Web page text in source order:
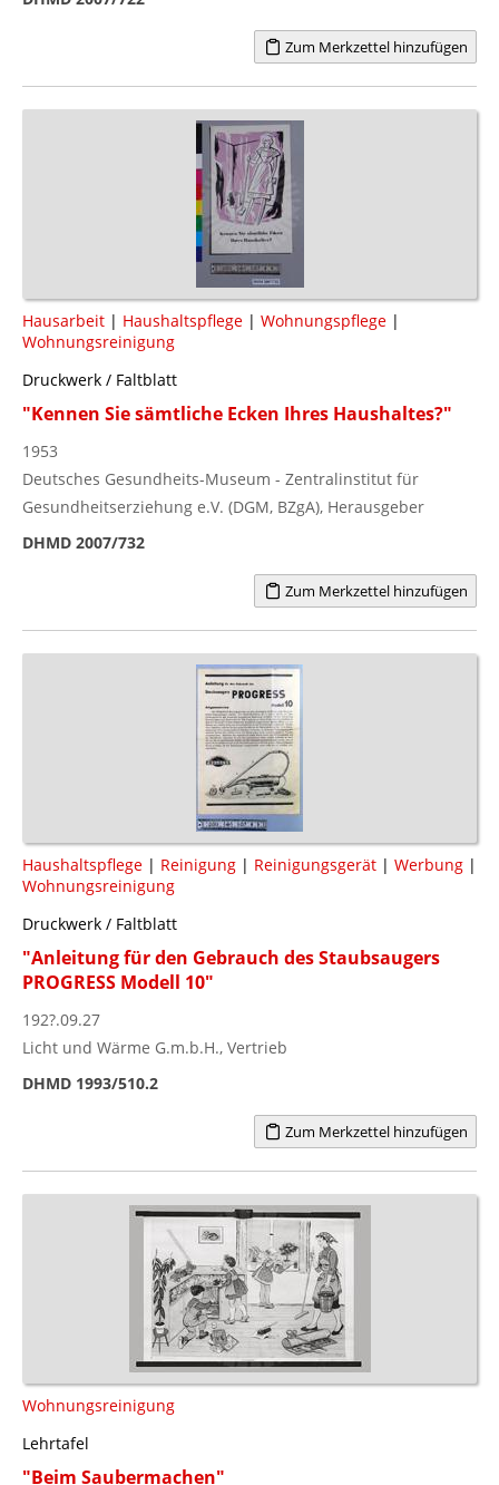
Zum Merkzettel hinzufügen
Hausarbeit | Haushaltspflege | Wohnungspflege |
Wohnungsreinigung
Druckwerk / Faltblatt
"Kennen Sie sämtliche Ecken Ihres Haushaltes?"
1953
Deutsches Gesundheits-Museum - Zentralinstitut für
Gesundheitserziehung e.V. (DGM, BZgA), Herausgeber
DHMD 2007/732
Zum Merkzettel hinzufügen
Haushaltspflege | Reinigung | Reinigungsgerät | Werbung |
Wohnungsreinigung
Druckwerk / Faltblatt
"Anleitung für den Gebrauch des Staubsaugers
PROGRESS Modell 10"
192?.09.27
Licht und Wärme G.m.b.H., Vertrieb
DHMD 1993/510.2
Zum Merkzettel hinzufügen
Wohnungsreinigung
Lehrtafel
"Beim Saubermachen"